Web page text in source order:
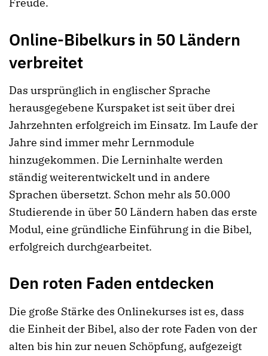
Freude.
Online-Bibelkurs in 50 Ländern
verbreitet
Das ursprünglich in englischer Sprache
herausgegebene Kurspaket ist seit über drei
Jahrzehnten erfolgreich im Einsatz. Im Laufe der
Jahre sind immer mehr Lernmodule
hinzugekommen. Die Lerninhalte werden
ständig weiterentwickelt und in andere
Sprachen übersetzt. Schon mehr als 50.000
Studierende in über 50 Ländern haben das erste
Modul, eine gründliche Einführung in die Bibel,
erfolgreich durchgearbeitet.
Den roten Faden entdecken
Die große Stärke des Onlinekurses ist es, dass
die Einheit der Bibel, also der rote Faden von der
alten bis hin zur neuen Schöpfung, aufgezeigt